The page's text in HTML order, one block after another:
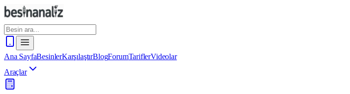
Ana SayfaBesinlerKarşılaştırBlogForumTariflerVideolar
Araçlar